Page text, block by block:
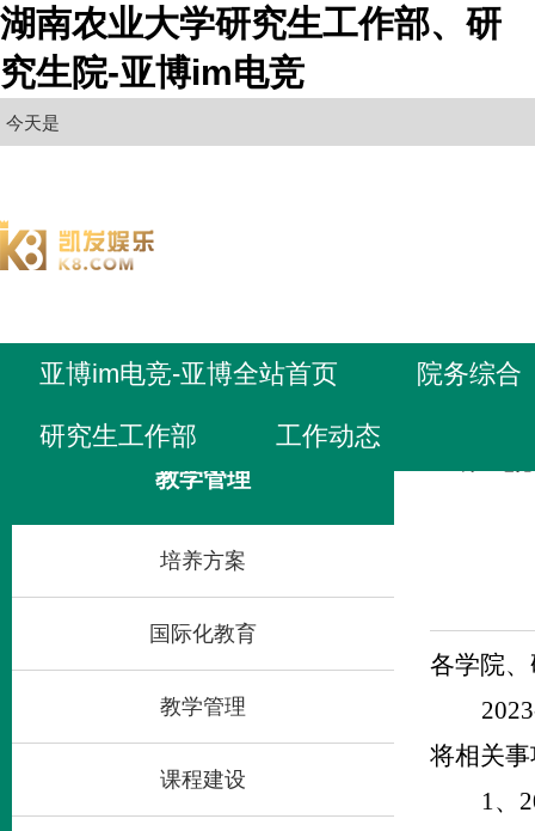
湖南农业大学研究生工作部、研
究生院-亚博im电竞
今天是
亚博im电竞-亚博全站首页 院务综合
研究生工作部 工作动态
教学管理
培养方案
国际化教育
教学管理
课程建设
各学院、
将相关
1、